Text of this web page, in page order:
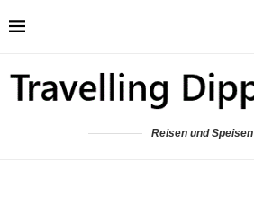
Reisen und Speisen